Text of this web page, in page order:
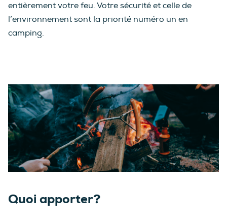
entièrement votre feu. Votre sécurité et celle de
l’environnement sont la priorité numéro un en
camping.
Quoi apporter?